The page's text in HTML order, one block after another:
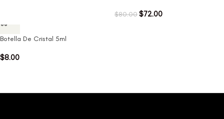
$80.00$72.00
Botella De Cristal 5ml
$8.00